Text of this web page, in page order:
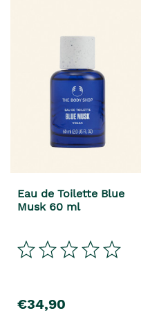
Eau de Toilette Blue
Musk 60 ml
€34,90